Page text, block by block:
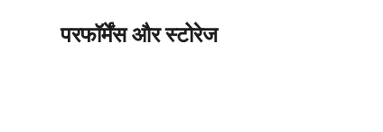
परफॉर्मेंस और स्टोरेज